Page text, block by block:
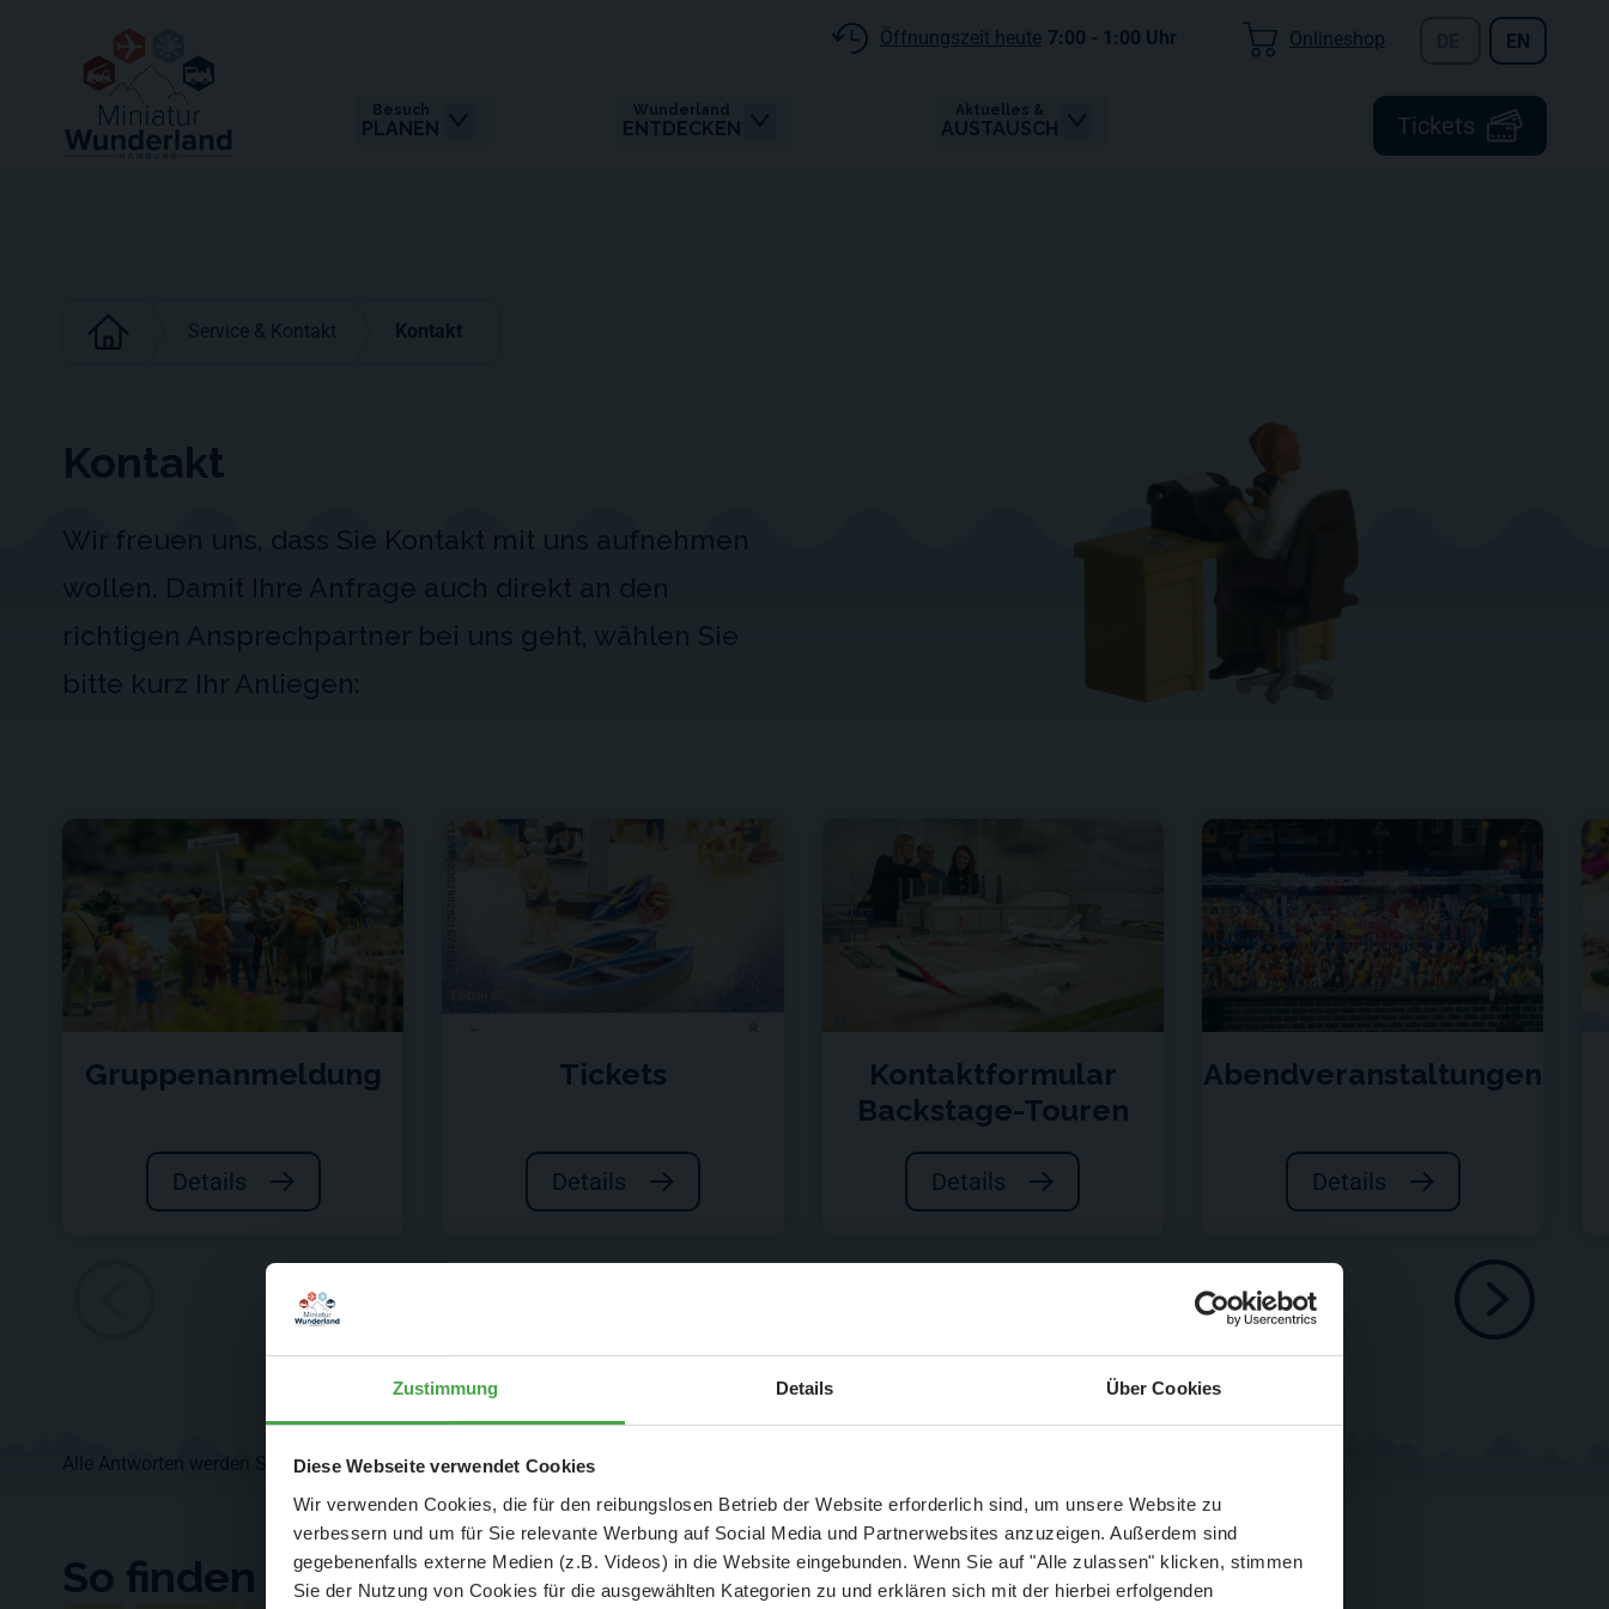
Zustimmung Details Über Cookies
Diese Webseite verwendet Cookies
Wir verwenden Cookies, die für den reibungslosen Betrieb der Website erforderlich sind, um unsere Website zu
verbessern und um für Sie relevante Werbung auf Social Media und Partnerwebsites anzuzeigen. Außerdem sind
gegebenenfalls externe Medien (z.B. Videos) in die Website eingebunden. Wenn Sie auf "Alle zulassen" klicken, stimmen
Sie der Nutzung von Cookies für die ausgewählten Kategorien zu und erklären sich mit der hierbei erfolgenden
Tickets
Besuch
PLANEN
Wunderland
ENTDECKEN
Aktuelles &
AUSTAUSCH
Öffnungszeit heute 7:00 - 1:00 Uhr Onlineshop EN
Service & Kontakt Kontakt
Kontakt
Wir freuen uns, dass Sie Kontakt mit uns aufnehmen
wollen. Damit Ihre Anfrage auch direkt an den
richtigen Ansprechpartner bei uns geht, wählen Sie
bitte kurz Ihr Anliegen:
Gruppenanmeldung
Details
Tickets
Details
Kontaktformular
Backstage-Touren
Details
Abendveranstaltungen
Details
Alle Antworten werden Sie sicher auch in unseren FAQs beim jeweiligen Thema finden.
So finden Sie uns
Schließen
Aktuelle Mitteilung
Der Spar-Hammer: 25 % Ersparnis bei Große Pötte & kleine Züge im August
und September - ohne Wartezeit
- Abendliche Hafenrundfahrt/Lichterfahrt 🛥️
- anschließender Wunderland-BesuchOHNEWartezeit 🚂
- Audiopräsentation: "Die Geschichte des Wunderlandes"